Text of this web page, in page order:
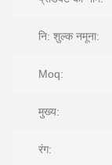
नि: शुल्क नमूना:
Moq:
मुख्य:
रंग: